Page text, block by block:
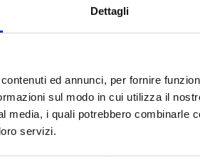
Dettagli
ed annunci, per fornire
sul modo in cui utilizza il
media, i quali potrebbero combinarle
servizi.